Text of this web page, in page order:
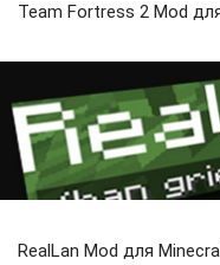
Team Fortress 2 Mod
RealLan Mod для